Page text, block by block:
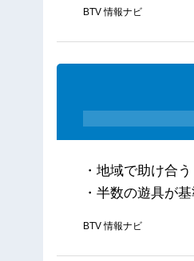
BTV 情報ナビ
・地域で助け合
・半数の遊具が
BTV 情報ナビ